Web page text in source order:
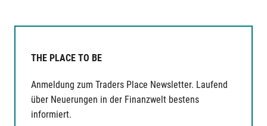
THE PLACE TO BE
Anmeldung zum Traders Place Newsletter. Laufend
über Neuerungen in der Finanzwelt bestens
informiert.